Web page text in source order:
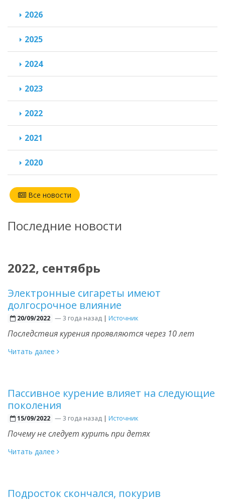
Последние новости
2022, сентябрь
Электронные сигареты имеют
долгосрочное влияние
20/09/2022 —3 года назад | Источник
Последствия курения проявляются через 10 лет
Читать далее
Пассивное курение влияет на следующие
поколения
15/09/2022 —3 года назад | Источник
Почему не следует курить при детях
Читать далее
Подросток скончался, покурив
2026
2025
2024
2023
2022
2021
2020
Все новости